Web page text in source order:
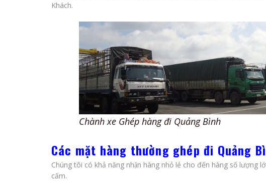
Khách.
Chành xe Ghép hàng đi Quảng Bình
Các mặt hàng thường ghép đi Quảng
Chúng tôi có khả năng nhận hàng nhỏ lẻ cho đến hàng số lượng
cấm.